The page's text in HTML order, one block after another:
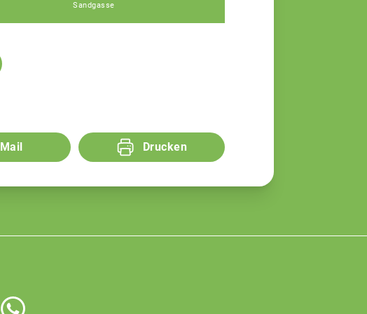
Sandgasse
Mail Drucken